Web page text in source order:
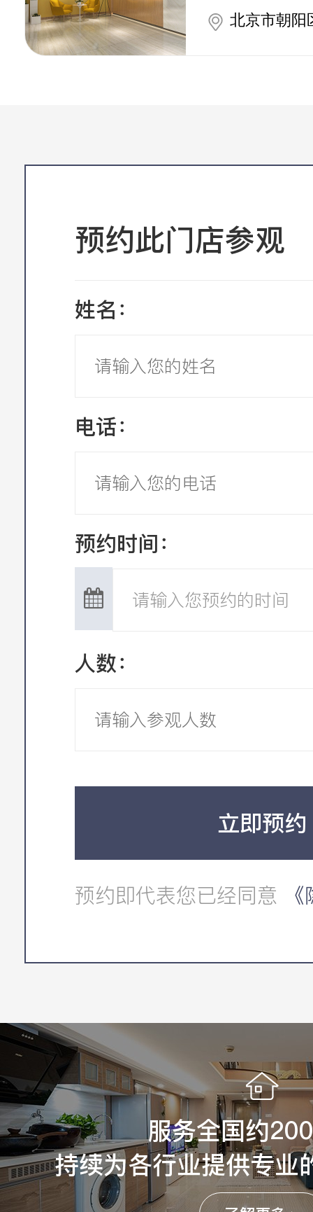
北京市朝阳
预约此门店参观
姓名：
电话：
预约时间：
人数：
立即预约
预约即代表您已经同意
服务全国约
持续为各行业提供专业